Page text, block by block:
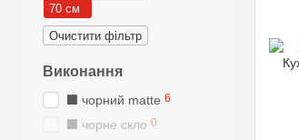
70 см
Очистити фільтр
Виконання
⬛️ чорний matte 6
⬛️ чорне скло 0